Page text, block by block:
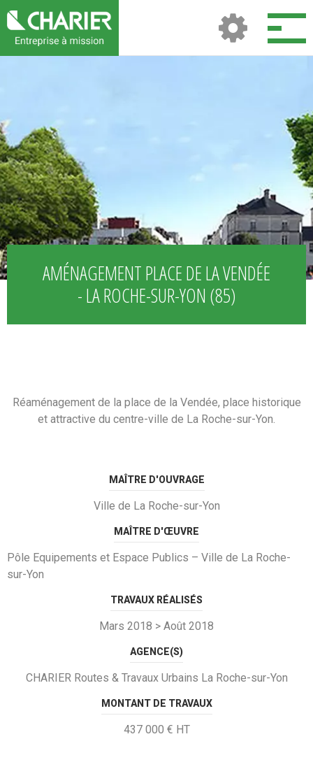
AMÉNAGEMENT PLACE DE LA VENDÉE
- LA ROCHE-SUR-YON (85)
Réaménagement de la place de la Vendée, place historique
et attractive du centre-ville de La Roche-sur-Yon.
MAÎTRE D'OUVRAGE
Ville de La Roche-sur-Yon
MAÎTRE D'ŒUVRE
Pôle Equipements et Espace Publics – Ville de La Roche-
sur-Yon
TRAVAUX RÉALISÉS
Mars 2018 > Août 2018
AGENCE(S)
CHARIER Routes & Travaux Urbains La Roche-sur-Yon
MONTANT DE TRAVAUX
437 000 € HT